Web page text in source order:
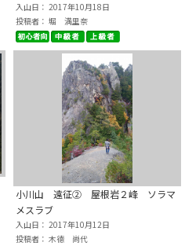
入山日： 2017年10月18日
投稿者： 堀 満里奈
小川山 遠征② 屋根岩２峰 ソラマ
メスラブ
入山日： 2017年10月12日
投稿者： 木德 尚代